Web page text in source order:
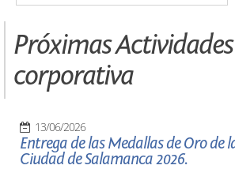
Próximas
corporativa
13/06/2026
Entrega de las Medallas de Oro de
Ciudad de Salamanca 2026.